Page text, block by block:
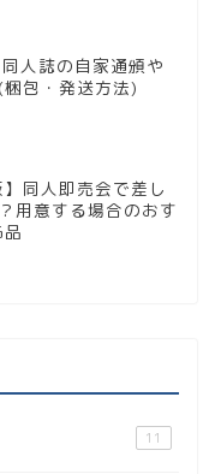
同人誌の自家通頒や
包・発送方法)
】同人即売会で差し
用意する場合のおす
11